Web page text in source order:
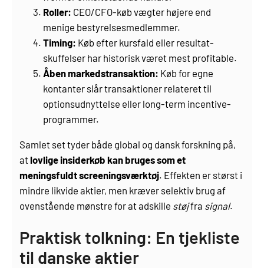
Roller: CEO/CFO-køb vægter højere end
menige bestyrelsesmedlemmer.
Timing: Køb efter kursfald eller resultat-
skuffelser har historisk været mest profitable.
Åben markeds­transaktion: Køb for egne
kontanter slår transaktioner relateret til
options­udnyttelse eller long-term incentive-
programmer.
Samlet set tyder både global og dansk forskning på,
atlovlige insiderkøb kan bruges som et
meningsfuldt screeningsværktøj. Effekten er størst i
mindre likvide aktier, men kræver selektiv brug af
ovenstående mønstre for at adskille støjfra signal.
Praktisk tolkning: En tjekliste
til danske aktier